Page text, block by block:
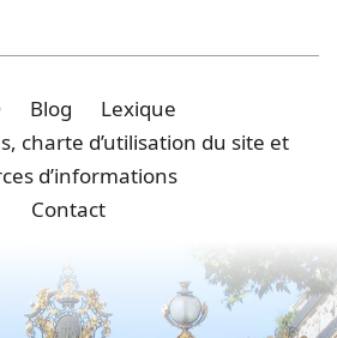
Blog
Lexique
charte d’utilisation du site et
d’informations
Contact